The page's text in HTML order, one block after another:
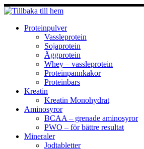
Hoppa
till
innehållProteinpulver
Vassleprotein
Sojaprotein
Äggprotein
Whey – vassleprotein
Proteinpannkakor
Proteinbars
Kreatin
Kreatin Monohydrat
Aminosyror
BCAA – grenade aminosyror
PWO – för bättre resultat
Mineraler
Jodtabletter